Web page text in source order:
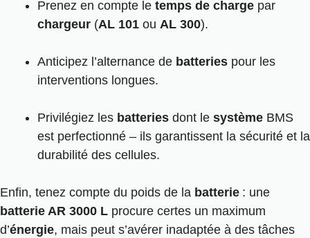
Prenez en compte le temps de charge par
chargeur (AL 101 ou AL 300).
Anticipez l’alternance de batteries pour les
interventions longues.
Privilégiez les batteries dont le système BMS
est perfectionné – ils garantissent la sécurité et la
durabilité des cellules.
Enfin, tenez compte du poids de la batterie : une
batterie AR 3000 L procure certes un maximum
d’énergie, mais peut s’avérer inadaptée à des tâches